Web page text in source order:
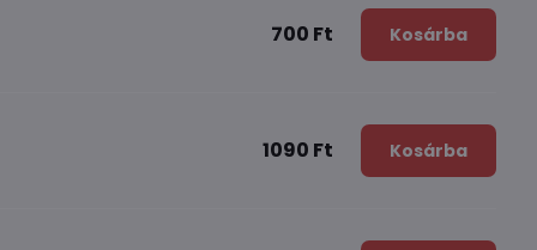
700 Ft Kosárba
1090 Ft Kosárba